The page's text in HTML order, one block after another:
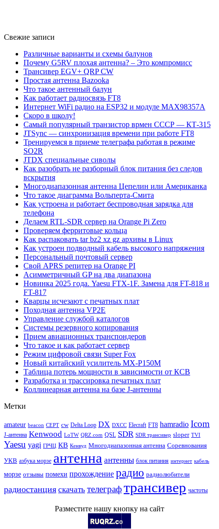
Свежие записи
Различные варианты и схемы балунов
Почему G5RV плохая антенна? – Это компромисс
Трансивер EGV+ QRP CW
Простая антенна Bazooka
Что такое антенный балун
Как работает радиосвязь FT8
Интернет WiFi радио на ESP32 и модуле MAX98357A
Скоро в школу!
Самый популярный транзистор врмен СССР — КТ-315
JTSync — синхронизация времени при работе FT8
Тренируемся в приеме телеграфа работая в режиме
SO2R
JTDX специальные сиволы
Как разобрать не разборный блок питания без следов
вскрытия
Многодиапазонная антенна Цепелин или Американка
Что такое диаграмма Вольперта-Смита
Как устроена и работает беспроводная зарядка для
телефона
Делаем RTL-SDR сервер на Orange Pi Zero
Проверяем ферритовые кольца
Как распаковать tar bz2 xz gz архивы в Linux
Как устроен подводный кабель высокого напряжения
Персональный почтовый сервер
Свой APRS репитер на Orange PI
Асимметричный GP на два диапазона
Новинка 2025 года. Yaesu FTX-1F. Замена для FT-818 и
FT-817
Кварцы исчезают с печатных плат
Походная антенна VP2E
Управление службой каталогов
Системы резервного копирования
Прием авиационных транспондеров
Что такое и как работает сервер
Режим цифровой связи Super Fox
Новый китайский усилитель MX-P150M
Таблица потерь мощности в зависимости от КСВ
Разработка и трассировка печатных плат
Коллинеарная антенна на базе J-антенны
Метки
amateur beacon CEPT cw Delta Loop DX DXCC Elecraft FT8 hamradio Icom
J-антенна Kenwood LoTW QRZ.com QSL SDR SDR трансивер sloper TVI
Yaesu yagi ГРЧЦ КВ Кенвуд Многодиапазонная антенна Соревнования
УКВ азбука морзе антенна антенны блок питания интернет кабель
морзе отзывы помехи прохождение радио радиолюбители
радиостанция скачать телеграфтрансивер частоты
Разместите нашу кнопку на сайт